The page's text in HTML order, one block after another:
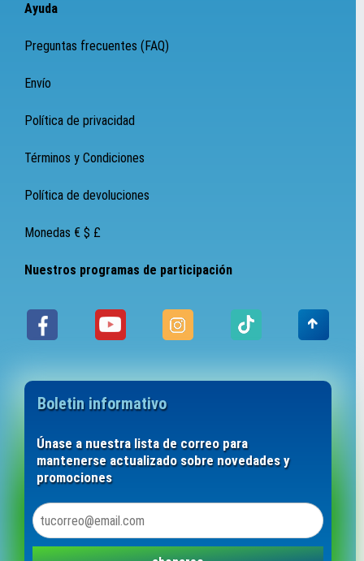
Ayuda
Preguntas frecuentes (FAQ)
Envío
Política de privacidad
Términos y Condiciones
Política de devoluciones
Monedas € $ £
Nuestros programas de participación
Boletin informativo
Únase a nuestra lista de correo para
mantenerse actualizado sobre novedades y
promociones